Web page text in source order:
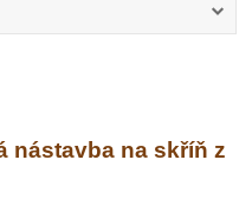
nástavba na skříň z